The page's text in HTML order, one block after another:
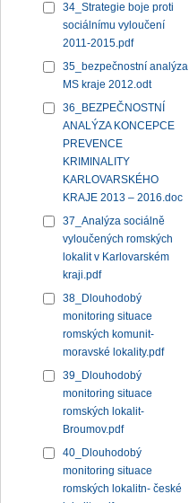
34_Strategie boje proti
sociálnímu vyloučení
2011-2015.pdf
35_bezpečnostní analýza
MS kraje 2012.odt
36_BEZPEČNOSTNÍ
ANALÝZA KONCEPCE
PREVENCE
KRIMINALITY
KARLOVARSKÉHO
KRAJE 2013 – 2016.doc
37_Analýza sociálně
vyloučených romských
lokalit v Karlovarském
kraji.pdf
38_Dlouhodobý
monitoring situace
romských komunit-
moravské lokality.pdf
39_Dlouhodobý
monitoring situace
romských lokalit-
Broumov.pdf
40_Dlouhodobý
monitoring situace
romských lokalitn- české